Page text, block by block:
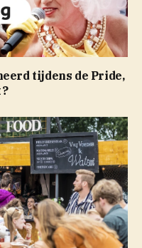
tijdens de Pride,